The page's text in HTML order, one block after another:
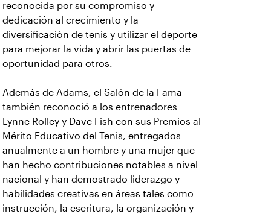
reconocida por su compromiso y
dedicación al crecimiento y la
diversificación de tenis y utilizar el deporte
para mejorar la vida y abrir las puertas de
oportunidad para otros.
Además de Adams, el Salón de la Fama
también reconoció a los entrenadores
Lynne Rolley y Dave Fish con sus Premios al
Mérito Educativo del Tenis, entregados
anualmente a un hombre y una mujer que
han hecho contribuciones notables a nivel
nacional y han demostrado liderazgo y
habilidades creativas en áreas tales como
instrucción, la escritura, la organización y